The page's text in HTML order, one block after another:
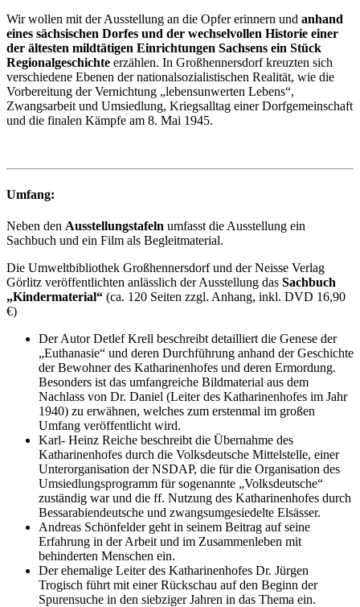
Wir wollen mit der Ausstellung an die Opfer erinnern und anhand
eines sächsischen Dorfes und der wechselvollen Historie einer
der ältesten mildtätigen Einrichtungen Sachsens ein Stück
Regionalgeschichte erzählen. In Großhennersdorf kreuzten sich
verschiedene Ebenen der nationalsozialistischen Realität, wie die
Vorbereitung der Vernichtung „lebensunwerten Lebens“,
Zwangsarbeit und Umsiedlung, Kriegsalltag einer Dorfgemeinschaft
und die finalen Kämpfe am 8. Mai 1945.
Umfang:
Neben den Ausstellungstafeln umfasst die Ausstellung ein
Sachbuch und ein Film als Begleitmaterial.
Die Umweltbibliothek Großhennersdorf und der Neisse Verlag
Görlitz veröffentlichten anlässlich der Ausstellung das Sachbuch
„Kindermaterial“ (ca. 120 Seiten zzgl. Anhang, inkl. DVD 16,90
€)
Der Autor Detlef Krell beschreibt detailliert die Genese der
„Euthanasie“ und deren Durchführung anhand der Geschichte
der Bewohner des Katharinenhofes und deren Ermordung.
Besonders ist das umfangreiche Bildmaterial aus dem
Nachlass von Dr. Daniel (Leiter des Katharinenhofes im Jahr
1940) zu erwähnen, welches zum erstenmal im großen
Umfang veröffentlicht wird.
Karl- Heinz Reiche beschreibt die Übernahme des
Katharinenhofes durch die Volksdeutsche Mittelstelle, einer
Unterorganisation der NSDAP, die für die Organisation des
Umsiedlungsprogramm für sogenannte „Volksdeutsche“
zuständig war und die ff. Nutzung des Katharinenhofes durch
Bessarabiendeutsche und zwangsumgesiedelte Elsässer.
Andreas Schönfelder geht in seinem Beitrag auf seine
Erfahrung in der Arbeit und im Zusammenleben mit
behinderten Menschen ein.
Der ehemalige Leiter des Katharinenhofes Dr. Jürgen
Trogisch führt mit einer Rückschau auf den Beginn der
Spurensuche in den siebziger Jahren in das Thema ein.